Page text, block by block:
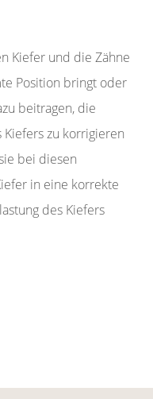
Kiefer und die Zähne
Position bringt oder
beitragen, die
zu korrigieren
bei diesen
in eine korrekte
des Kiefers